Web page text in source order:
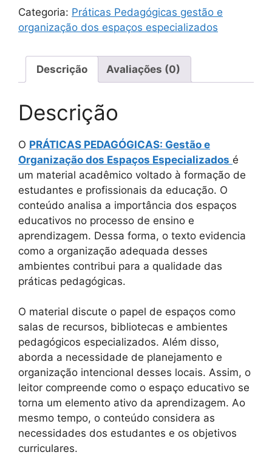
Categoria: Práticas Pedagógicas gestão e
organização dos espaços especializados
Descrição Avaliações (0)
Descrição
O PRÁTICAS PEDAGÓGICAS: Gestão e
Organização dos Espaços Especializados é
um material acadêmico voltado à formação de
estudantes e profissionais da educação. O
conteúdo analisa a importância dos espaços
educativos no processo de ensino e
aprendizagem. Dessa forma, o texto evidencia
como a organização adequada desses
ambientes contribui para a qualidade das
práticas pedagógicas.
O material discute o papel de espaços como
salas de recursos, bibliotecas e ambientes
pedagógicos especializados. Além disso,
aborda a necessidade de planejamento e
organização intencional desses locais. Assim, o
leitor compreende como o espaço educativo se
torna um elemento ativo da aprendizagem. Ao
mesmo tempo, o conteúdo considera as
necessidades dos estudantes e os objetivos
curriculares.